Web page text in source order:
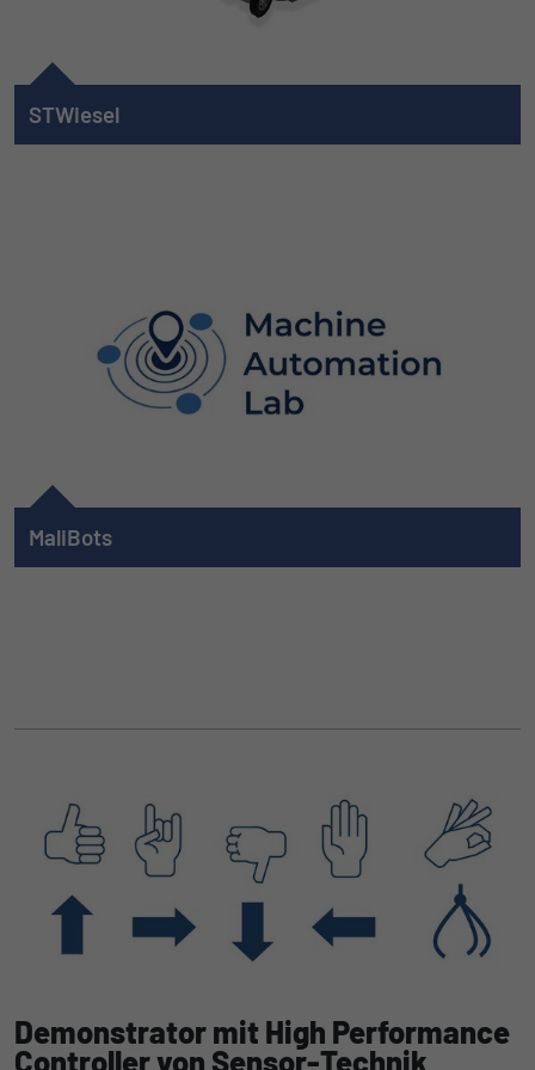
STWiesel
MaliBots
Demonstrator mit High Performance
Controller von Sensor-Technik
der Informationen darüber gesammelt